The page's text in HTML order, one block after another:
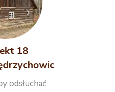
18
odsłuchać